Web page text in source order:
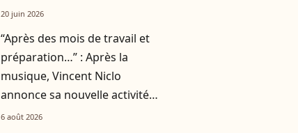
20 juin 2026
“Après des mois de travail et
préparation…” : Après la
musique, Vincent Niclo
annonce sa nouvelle activité
impliquant plusieurs
6 août 2026